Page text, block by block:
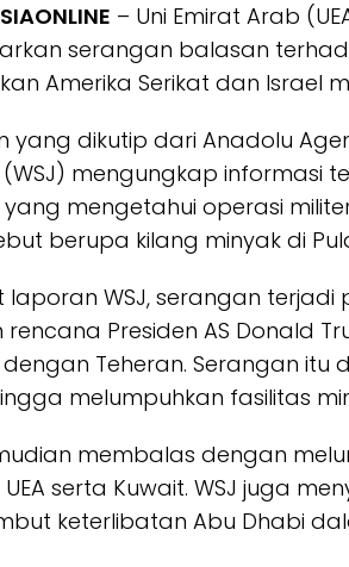
– Uni Emirat Arab
serangan balasan
Amerika Serikat dan Israel
yang dikutip dari Anadolu
mengungkap informasi
mengetahui operasi
berupa kilang minyak di
laporan WSJ, serangan
Presiden AS Donald
Teheran. Serangan itu
melumpuhkan fasilitas
membalas dengan
serta Kuwait. WSJ juga
keterlibatan Abu Dhabi